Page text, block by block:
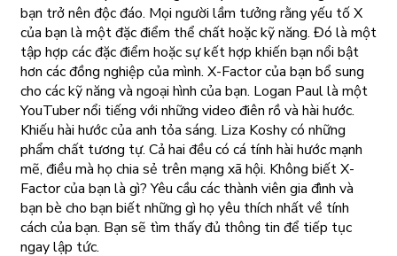
bạn trở nên độc đáo. Mọi người lầm tưởng rằng yếu tố X
của bạn là một đặc điểm thể chất hoặc kỹ năng. Đó là một
tập hợp các đặc điểm hoặc sự kết hợp khiến bạn nổi bật
hơn các đồng nghiệp của mình. X-Factor của bạn bổ sung
cho các kỹ năng và ngoại hình của bạn. Logan Paul là một
YouTuber nổi tiếng với những video điên rồ và hài hước.
Khiếu hài hước của anh tỏa sáng. Liza Koshy có những
phẩm chất tương tự. Cả hai đều có cá tính hài hước mạnh
mẽ, điều mà họ chia sẻ trên mạng xã hội. Không biết X-
Factor của bạn là gì? Yêu cầu các thành viên gia đình và
bạn bè cho bạn biết những gì họ yêu thích nhất về tính
cách của bạn. Bạn sẽ tìm thấy đủ thông tin để tiếp tục
ngay lập tức.